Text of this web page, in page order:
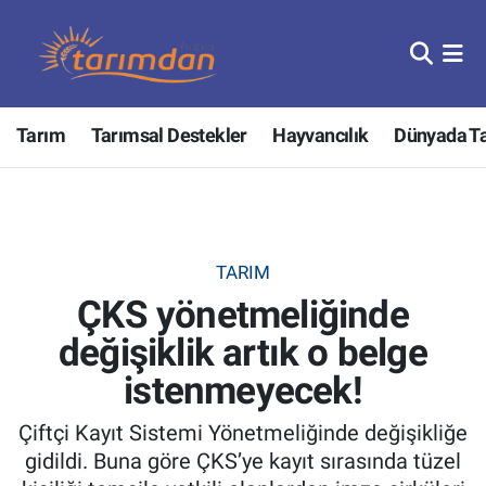
Tarım Tarımsal Destekler Hayvancılık Dünyada
TARIM
ÇKS yönetmeliğinde
değişiklik artık o belge
istenmeyecek!
Çiftçi Kayıt Sistemi Yönetmeliğinde değişikliğe
gidildi. Buna göre ÇKS’ye kayıt sırasında tüzel
Tarım
Hayvancılık
Tarımsal Destekler
Tarım Bakanlığı
Tarım Kredi Kooperatifleri
Nöbetçi Eczaneler
Hava Durumu
Tüm Manşetler
Son Dakika Haberleri